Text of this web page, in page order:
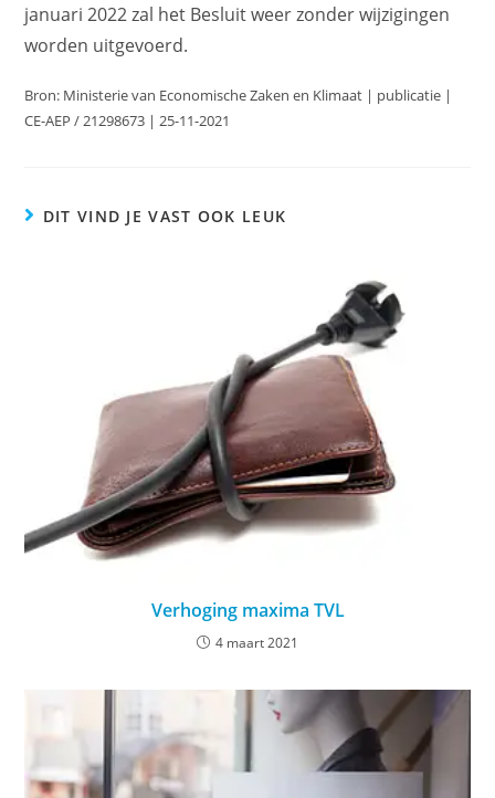
januari 2022 zal het Besluit weer zonder wijzigingen
worden uitgevoerd.
Bron: Ministerie van Economische Zaken en Klimaat | publicatie |
CE-AEP / 21298673 | 25-11-2021
DIT VIND JE VAST OOK LEUK
Verhoging maxima TVL
4 maart 2021